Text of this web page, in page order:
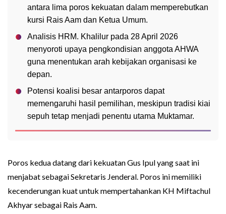
antara lima poros kekuatan dalam memperebutkan
kursi Rais Aam dan Ketua Umum.
Analisis HRM. Khalilur pada 28 April 2026
menyoroti upaya pengkondisian anggota AHWA
guna menentukan arah kebijakan organisasi ke
depan.
Potensi koalisi besar antarporos dapat
memengaruhi hasil pemilihan, meskipun tradisi kiai
sepuh tetap menjadi penentu utama Muktamar.
Poros kedua datang dari kekuatan Gus Ipul yang saat ini
menjabat sebagai Sekretaris Jenderal. Poros ini memiliki
kecenderungan kuat untuk mempertahankan KH Miftachul
Akhyar sebagai Rais Aam.